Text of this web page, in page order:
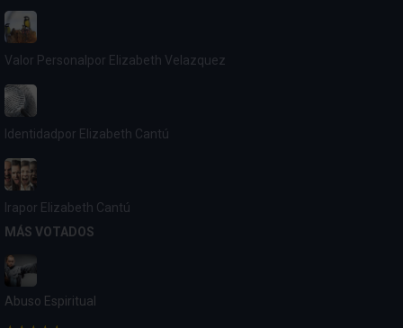
Valor Personal por Elizabeth Velazquez
Identidad por Elizabeth Cantú
Irapor Elizabeth Cantú
MÁS VOTADOS
Abuso Espiritual